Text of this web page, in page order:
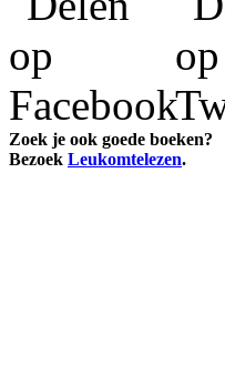
Zoek je ook goede boeken?
Bezoek Leukomtelezen.